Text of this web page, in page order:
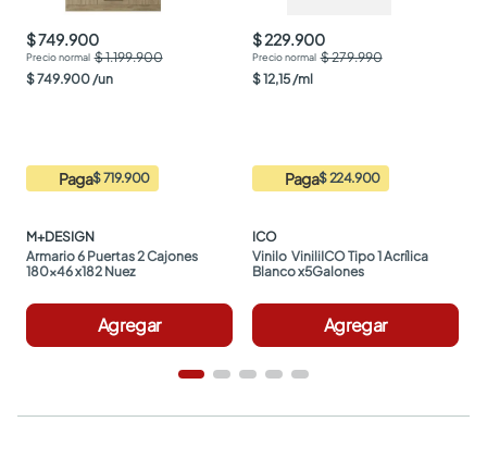
$ 749.900
$ 1.199.900
$749.900 /un
Paga$ 719.900
M+DESIGN
Armario 6 Puertas 2 Cajones
180x46 x182 Nuez
Agregar
$ 229.900
$ 279.990
$12,15 /ml
Paga$ 224.900
ICO
Vinilo  ViniliICO Tipo 1 Acrílica
Blanco x5Galones
Agregar